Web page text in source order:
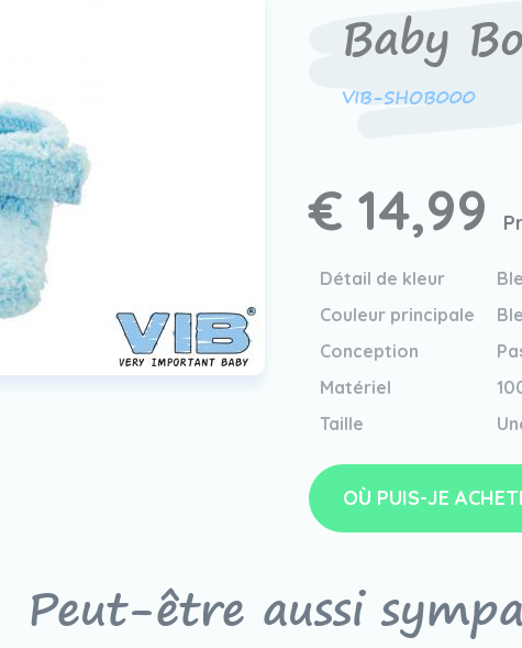
Baby
VIB-SHOB000
€ 14,99
Détail de kleur
Couleur principale
Conception
Matériel
Taille
OÙ PUIS-JE
Peut-être aussi